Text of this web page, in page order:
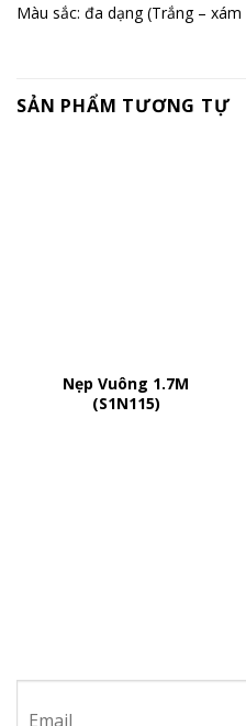
Màu sắc: đa dạng (Trắng –
SẢN PHẨM TƯƠNG TỰ
Nẹp Vuông 1.7M
(S1N115)